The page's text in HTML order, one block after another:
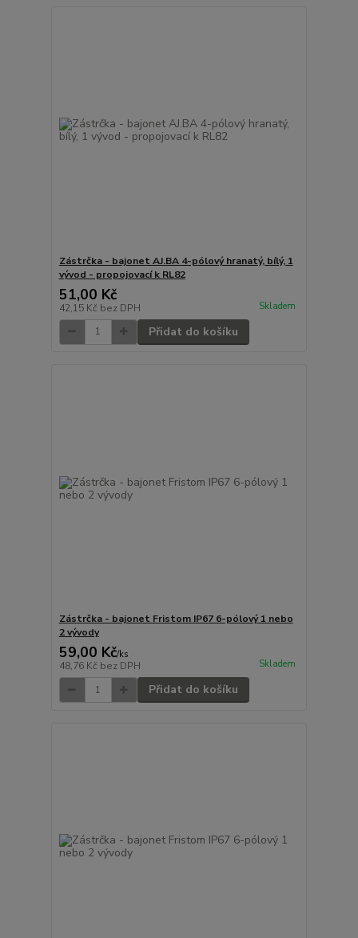
Zástrčka - bajonet AJ.BA 4-pólový hranatý, bílý, 1
vývod - propojovací k RL82
51,00 Kč
42,15 Kč bez DPH Skladem
Přidat do košíku
Zástrčka - bajonet Fristom IP67 6-pólový 1 nebo
2 vývody
59,00 Kč/ks
48,76 Kč bez DPH Skladem
Přidat do košíku